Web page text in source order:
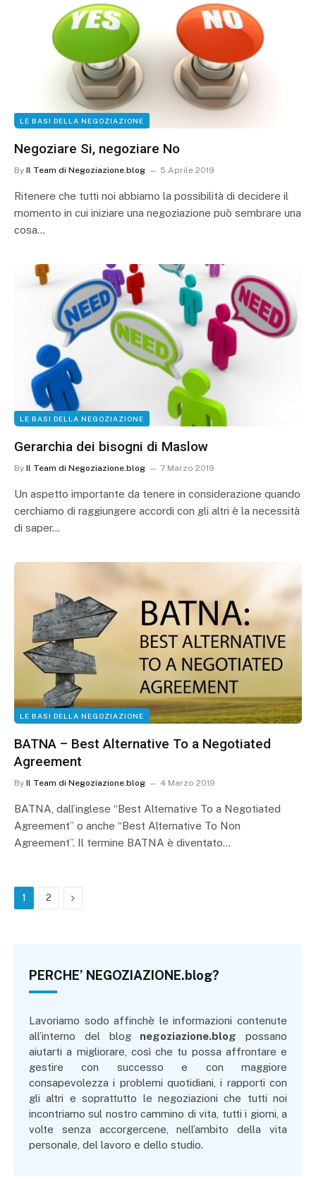
LE BASI DELLA NEGOZIAZIONE
Negoziare Si, negoziare No
By Il Team di Negoziazione.blog 5 Aprile 2019
Ritenere che tutti noi abbiamo la possibilità di decidere il
momento in cui iniziare una negoziazione può sembrare una
cosa…
LE BASI DELLA NEGOZIAZIONE
Gerarchia dei bisogni di Maslow
By Il Team di Negoziazione.blog 7 Marzo 2019
Un aspetto importante da tenere in considerazione quando
cerchiamo di raggiungere accordi con gli altri è la necessità
di saper…
LE BASI DELLA NEGOZIAZIONE
BATNA – Best Alternative To a Negotiated
Agreement
By Il Team di Negoziazione.blog 4 Marzo 2019
BATNA, dall’inglese “Best Alternative To a Negotiated
Agreement” o anche “Best Alternative To Non
Agreement”. Il termine BATNA è diventato…
1 2 Next
PERCHE’ NEGOZIAZIONE.blog?
Lavoriamo sodo affinchè le informazioni contenute
all’interno del blog negoziazione.blog possano
aiutarti a migliorare, così che tu possa affrontare e
gestire con successo e con maggiore
consapevolezza i problemi quotidiani, i rapporti con
gli altri e soprattutto le negoziazioni che tutti noi
incontriamo sul nostro cammino di vita, tutti i giorni, a
volte senza accorgercene, nell’ambito della vita
personale, del lavoro e dello studio.